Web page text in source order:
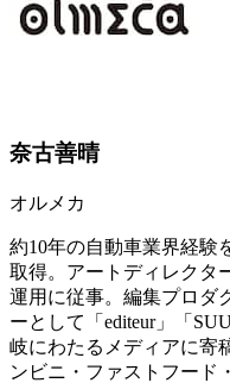
奈古善晴
オルメカ
約10年の自動車業界経験
取得。アートディレクタ
運用に従事。編集プロダ
ーとして「editeur」「
岐にわたるメディアに寄
ンビニ・ファストフード